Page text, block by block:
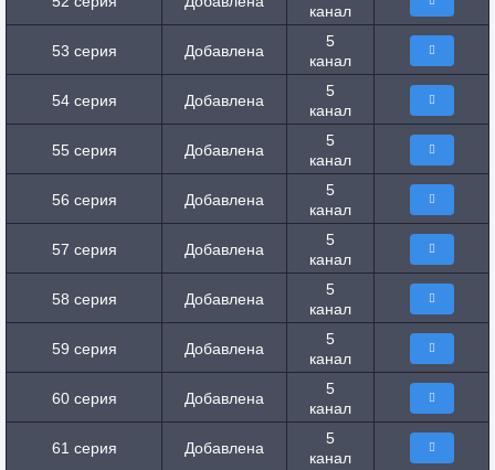
канал
53 серия Добавлена
5
канал
54 серия Добавлена
5
канал
55 серия Добавлена
5
канал
56 серия Добавлена
5
канал
57 серия Добавлена
5
канал
58 серия Добавлена
5
канал
59 серия Добавлена
5
канал
60 серия Добавлена
5
канал
61 серия Добавлена
5
канал